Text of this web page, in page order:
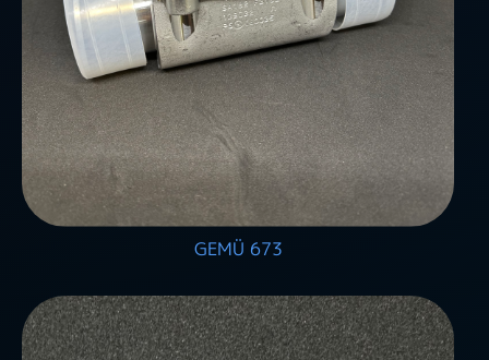
GEMÜ 673